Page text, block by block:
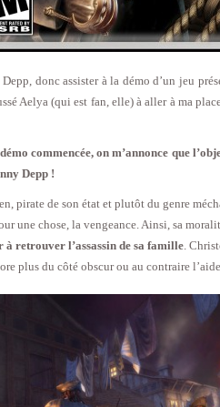
donc assister à la démo d’un jeu
Aelya (qui est fan, elle) à aller à ma
commencée, on m’annonce que
Depp !
pirate de son état et plutôt du genre
une chose, la vengeance. Ainsi, sa
retrouver l’assassin de sa famille .
plus du côté obscur ou au contraire